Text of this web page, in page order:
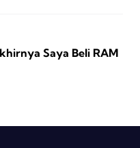
Saya Beli RAM